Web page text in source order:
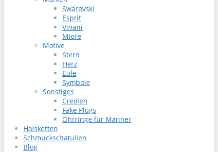
Swarovski
Esprit
Vinani
Miore
Motive
Stern
Herz
Eule
Symbole
Sonstiges
Creolen
Fake Plugs
Ohrringe für Männer
Halsketten
Schmuckschatullen
Blog